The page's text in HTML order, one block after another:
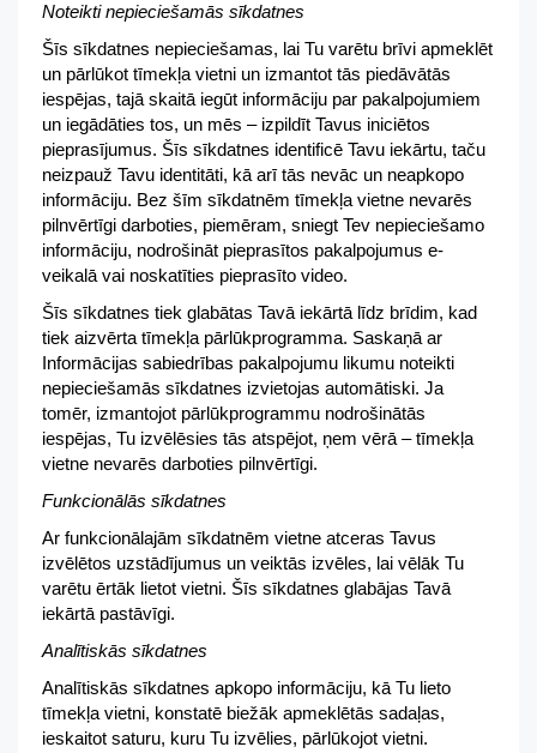
Noteikti nepieciešamās sīkdatnes
Šīs sīkdatnes nepieciešamas, lai Tu varētu brīvi apmeklēt
un pārlūkot tīmekļa vietni un izmantot tās piedāvātās
iespējas, tajā skaitā iegūt informāciju par pakalpojumiem
un iegādāties tos, un mēs – izpildīt Tavus iniciētos
pieprasījumus. Šīs sīkdatnes identificē Tavu iekārtu, taču
neizpauž Tavu identitāti, kā arī tās nevāc un neapkopo
informāciju. Bez šīm sīkdatnēm tīmekļa vietne nevarēs
pilnvērtīgi darboties, piemēram, sniegt Tev nepieciešamo
informāciju, nodrošināt pieprasītos pakalpojumus e-
veikalā vai noskatīties pieprasīto video.
Šīs sīkdatnes tiek glabātas Tavā iekārtā līdz brīdim, kad
tiek aizvērta tīmekļa pārlūkprogramma. Saskaņā ar
Informācijas sabiedrības pakalpojumu likumu noteikti
nepieciešamās sīkdatnes izvietojas automātiski. Ja
tomēr, izmantojot pārlūkprogrammu nodrošinātās
iespējas, Tu izvēlēsies tās atspējot, ņem vērā – tīmekļa
vietne nevarēs darboties pilnvērtīgi.
Funkcionālās sīkdatnes
Ar funkcionālajām sīkdatnēm vietne atceras Tavus
izvēlētos uzstādījumus un veiktās izvēles, lai vēlāk Tu
varētu ērtāk lietot vietni. Šīs sīkdatnes glabājas Tavā
iekārtā pastāvīgi.
Analītiskās sīkdatnes
Analītiskās sīkdatnes apkopo informāciju, kā Tu lieto
tīmekļa vietni, konstatē biežāk apmeklētās sadaļas,
ieskaitot saturu, kuru Tu izvēlies, pārlūkojot vietni.